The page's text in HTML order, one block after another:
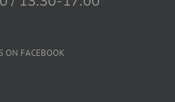
ON FACEBOOK